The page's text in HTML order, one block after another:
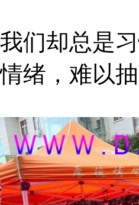
我们却总是
情绪，难以抽